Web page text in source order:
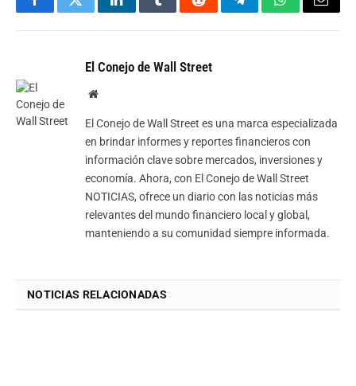
FacebookTwitterLinkedInTumblrRedditTelegramWhatsApp
Email
El Conejo de Wall Street
Website
El Conejo de Wall Street es una marca especializada
en brindar informes y reportes financieros con
información clave sobre mercados, inversiones y
economía. Ahora, con El Conejo de Wall Street
NOTICIAS, ofrece un diario con las noticias más
relevantes del mundo financiero local y global,
manteniendo a su comunidad siempre informada.
NOTICIAS RELACIONADAS